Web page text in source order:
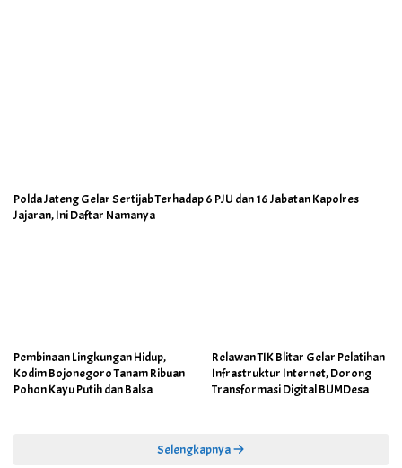
Polda Jateng Gelar Sertijab Terhadap 6 PJU dan 16 Jabatan Kapolres
Jajaran, Ini Daftar Namanya
Pembinaan Lingkungan Hidup,
Kodim Bojonegoro Tanam Ribuan
Pohon Kayu Putih dan Balsa
Relawan TIK Blitar Gelar Pelatihan
Infrastruktur Internet, Dorong
Transformasi Digital BUMDesa
Selengkapnya